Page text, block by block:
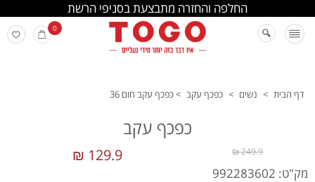
החלפה והחזרה מתבצעת בסניפי הרשת
0
דף הבית > נשים > כפכף עקב >כפכף עקב חום 36
כפכף עקב
129.9 ₪ 249.9 ₪
מק"ט: 992283602